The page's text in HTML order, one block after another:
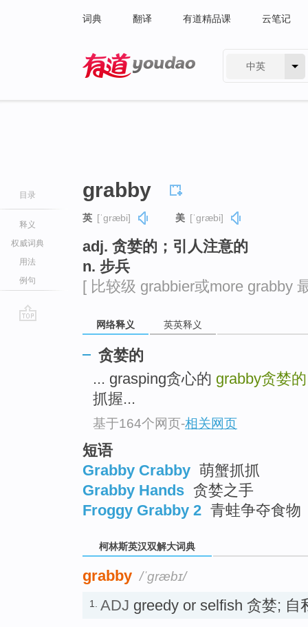
词典 翻译 有道精品课 云笔记
中英
目录
释义
权威词典
用法
例句
grabby
英 [ˈɡræbi] 美 [ˈɡræbi]
adj. 贪婪的；引人注意的
n. 步兵
[ 比较级 grabbier或more grabby
网络释义 英英释义
贪婪的
... grasping贪心的 grabby贪婪的
抓握...
基于164个网页-相关网页
短语
Grabby Crabby 萌蟹抓抓
Grabby Hands 贪婪之手
Froggy Grabby 2 青蛙争夺食物
柯林斯英汉双解大词典
grabby /ˈɡræbɪ/
1. ADJ greedy or selfish 贪婪; 自